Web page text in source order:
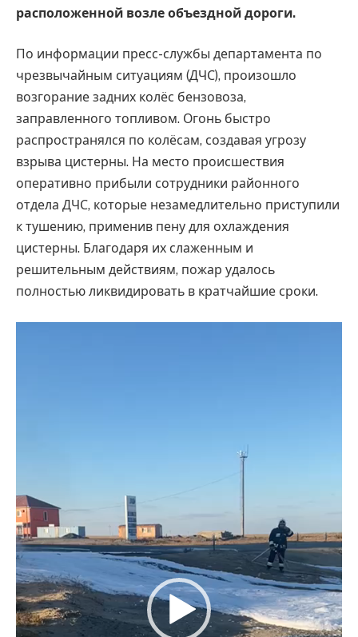
расположенной возле объездной дороги.
По информации пресс-службы департамента по
чрезвычайным ситуациям (ДЧС), произошло
возгорание задних колёс бензовоза,
заправленного топливом. Огонь быстро
распространялся по колёсам, создавая угрозу
взрыва цистерны. На место происшествия
оперативно прибыли сотрудники районного
отдела ДЧС, которые незамедлительно приступили
к тушению, применив пену для охлаждения
цистерны. Благодаря их слаженным и
решительным действиям, пожар удалось
полностью ликвидировать в кратчайшие сроки.